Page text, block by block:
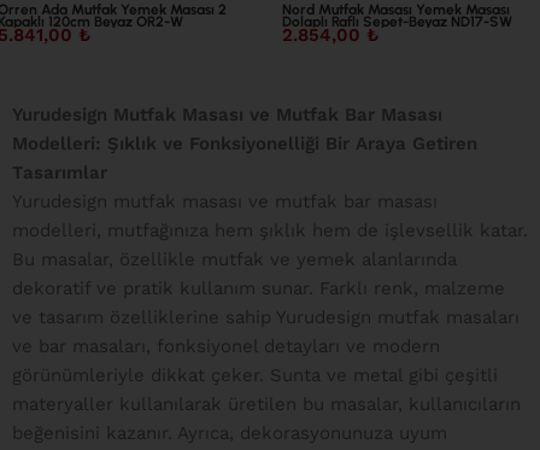
Ada Mutfak Yemek Masası 2
120cm Beyaz OR2-W
₺
Nord Mutfak Masası Yemek Masası
Dolaplı Raflı Sepet-Beyaz ND17-SW
2.854,00 ₺
Yurudesign Mutfak Masası ve Mutfak Bar Masası
Modelleri: Şıklık ve Fonksiyonelliği Bir Araya Getiren
Tasarımlar
Yurudesign mutfak masası ve mutfak bar masası
modelleri, mutfağınıza hem şıklık hem de işlevsellik katar.
Bu masalar, özellikle mutfak ve yemek alanlarında
dekoratif ve pratik kullanım sunar. Farklı renk, malzeme
ve tasarım özelliklerine sahip Yurudesign mutfak masaları
ve bar masaları, fonksiyonel detayları ve modern
görünümleriyle dikkat çeker. Sunta ve metal gibi çeşitli
materyaller kullanılarak üretilen bu masalar, kullanıcıların
beğenisini kazanır. Ayrıca, dekorasyonunuza uyum